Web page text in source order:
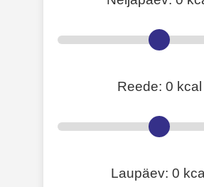
Reede: 0 kcal
Laupäev: 0 kcal